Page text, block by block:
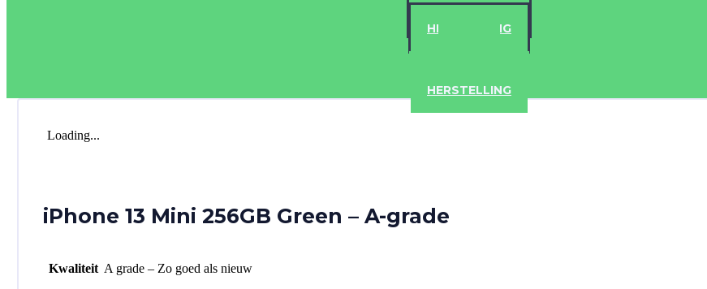
HERSTELLING
HERSTELLING
Loading...
iPhone 13 Mini 256GB Green – A-grade
Kwaliteit A grade – Zo goed als nieuw